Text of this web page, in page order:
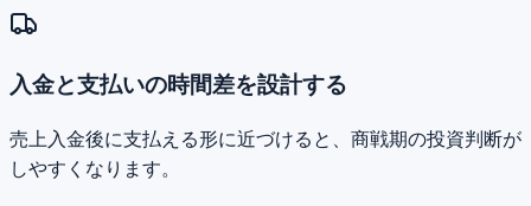
入金と支払いの時間差を設計する
売上入金後に支払える形に近づけると、商戦期の投資判断が
しやすくなります。